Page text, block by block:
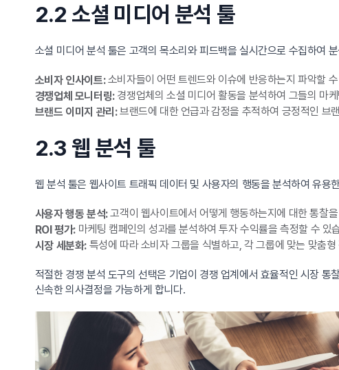
2.2 소셜 미디어 분석 툴
소셜 미디어 분석 툴은 고객의 목소리와 피드백을 실시간으로 수집하여
소비자 인사이트:소비자들이 어떤 트렌드와 이슈에 반응하는지 파악할
경쟁업체 모니터링:경쟁업체의 소셜 미디어 활동을 분석하여 그들의 마
브랜드 이미지 관리:브랜드에 대한 언급과 감정을 추적하여 긍정적인 브
2.3 웹 분석 툴
웹 분석 툴은 웹사이트 트래픽 데이터 및 사용자의 행동을 분석하여 유
사용자 행동 분석:고객이 웹사이트에서 어떻게 행동하는지에 대한 통찰
ROI 평가:마케팅 캠페인의 성과를 분석하여 투자 수익률을 측정할 수 있
시장 세분화:특성에 따라 소비자 그룹을 식별하고, 각 그룹에 맞는 맞춤
적절한 경쟁 분석 도구의 선택은 기업이 경쟁 업계에서 효율적인 시장 통
신속한 의사결정을 가능하게 합니다.